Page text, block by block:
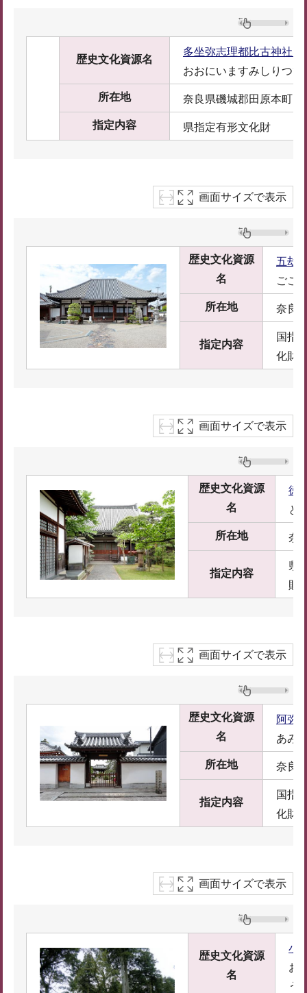
歴史文化資源名
多坐弥志理都比古神社
おおにいますみしりつひ
所在地 奈良県磯城郡田原本町多
指定内容 県指定有形文化財
画面サイズで表示
歴史文化資源
名
五劫
ごこ
所在地 奈良
指定内容
国指
化財
画面サイズで表示
歴史文化資源
名
徳
と
所在地 奈
指定内容
県
財
画面サイズで表示
歴史文化資源
名
阿弥
あみ
所在地 奈良
指定内容
国指
化財
画面サイズで表示
歴史文化資源
名
小
お
う